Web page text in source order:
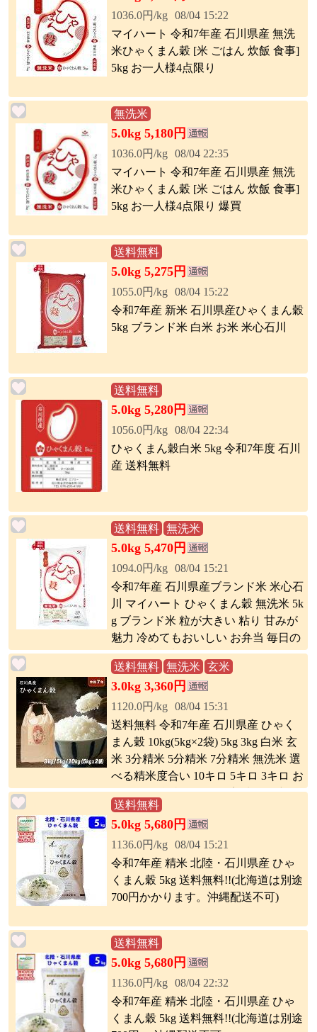
1036.0円/kg 08/04 15:22
マイハート 令和7年産 石川県産 無洗
米ひゃくまん穀 [米 ごはん 炊飯 食事]
5kg お一人様4点限り
無洗米
5.0kg 5,180円
1036.0円/kg 08/04 22:35
マイハート 令和7年産 石川県産 無洗
米ひゃくまん穀 [米 ごはん 炊飯 食事]
5kg お一人様4点限り 爆買
送料無料
5.0kg 5,275円
1055.0円/kg 08/04 15:22
令和7年産 新米 石川県産ひゃくまん穀
5kg ブランド米 白米 お米 米心石川
送料無料
5.0kg 5,280円
1056.0円/kg 08/04 22:34
ひゃくまん穀白米 5kg 令和7年度 石川
産 送料無料
送料無料 無洗米
5.0kg 5,470円
1094.0円/kg 08/04 15:21
令和7年産 石川県産ブランド米 米心石
川 マイハート ひゃくまん穀 無洗米 5k
g ブランド米 粒が大きい 粘り 甘みが
魅力 冷めてもおいしい お弁当 毎日の
ご飯 送料無料
送料無料 無洗米 玄米
3.0kg 3,360円
1120.0円/kg 08/04 15:31
送料無料 令和7年産 石川県産 ひゃく
まん穀 10kg(5kg×2袋) 5kg 3kg 白米 玄
米 3分精米 5分精米 7分精米 無洗米 選
べる精米度合い 10キロ 5キロ 3キロ お
にぎり お弁当 冷めても美味しい 新品
種 ギフト プレゼント ご挨拶 お祝い
お土産 バレンタイン ひな祭り 春 卒業
送料無料
5.0kg 5,680円
1136.0円/kg 08/04 15:21
令和7年産 精米 北陸・石川県産 ひゃ
くまん穀 5kg 送料無料!!(北海道は別途
700円かかります。沖縄配送不可)
送料無料
5.0kg 5,680円
1136.0円/kg 08/04 22:32
令和7年産 精米 北陸・石川県産 ひゃ
くまん穀 5kg 送料無料!!(北海道は別途